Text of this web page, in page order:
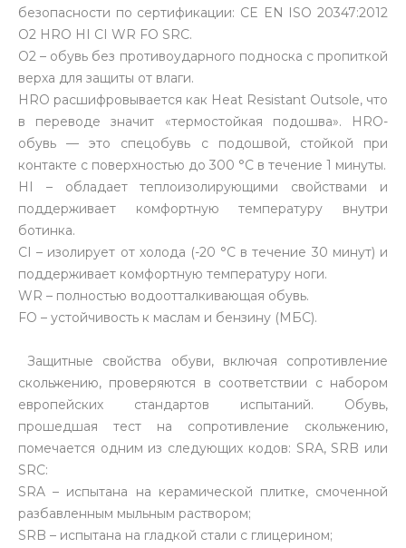
безопасности по сертификации: CE EN ISO 20347:2012
O2 HRO HI CI WR FO SRC.
O2 – обувь без противоударного подноска с пропиткой
верха для защиты от влаги.
HRO расшифровывается как Heat Resistant Outsole, что
в переводе значит «термостойкая подошва». HRO-
обувь — это спецобувь с подошвой, стойкой при
контакте с поверхностью до 300 °С в течение 1 минуты.
HI – обладает теплоизолирующими свойствами и
поддерживает комфортную температуру внутри
ботинка.
СI – изолирует от холода (-20 °С в течение 30 минут) и
поддерживает комфортную температуру ноги.
WR – полностью водоотталкивающая обувь.
FO – устойчивость к маслам и бензину (МБС).
Защитные свойства обуви, включая сопротивление
скольжению, проверяются в соответствии с набором
европейских стандартов испытаний. Обувь,
прошедшая тест на сопротивление скольжению,
помечается одним из следующих кодов: SRA, SRB или
SRC:
SRA – испытана на керамической плитке, смоченной
разбавленным мыльным раствором;
SRB – испытана на гладкой стали с глицерином;